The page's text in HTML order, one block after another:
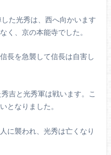
た光秀は、西へ向かいます
く、京の本能寺でした。
長を急襲して信長は自害し
吉と光秀軍は戦います。こ
となりました。
に襲われ、光秀は亡くなり